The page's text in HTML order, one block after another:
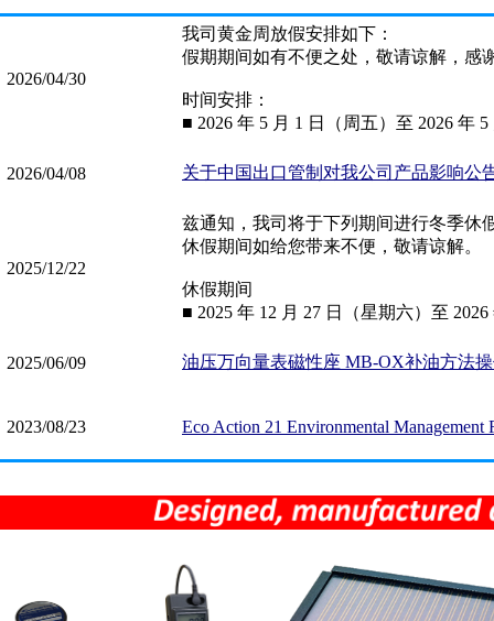
2026/04/30
我司黄金周放假安排如下：
假期期间如有不便之处，敬请谅解，感
时间安排：
■ 2026 年 5 月 1 日（周五）至 2026 年
2026/04/08 关于中国出口管制对我公司产品影响公
2025/12/22
兹通知，我司将于下列期间进行冬季休
休假期间如给您带来不便，敬请谅解。
休假期间
■ 2025 年 12 月 27 日（星期六）至
2025/06/09 油压万向量表磁性座 MB-OX补油方法
2023/08/23 Eco Action 21 Environmental Management